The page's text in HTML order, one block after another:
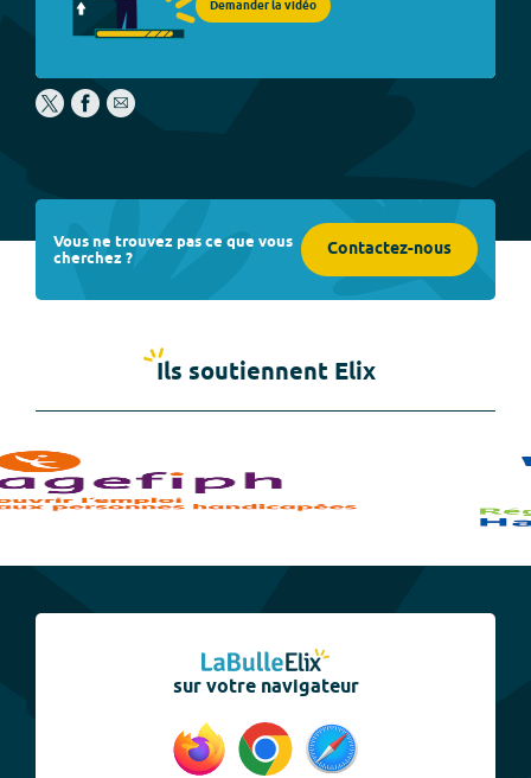
Demander la vidéo
Vous ne trouvez pas ce que vous
cherchez ? Contactez-nous
Ils soutiennent Elix
sur votre navigateur